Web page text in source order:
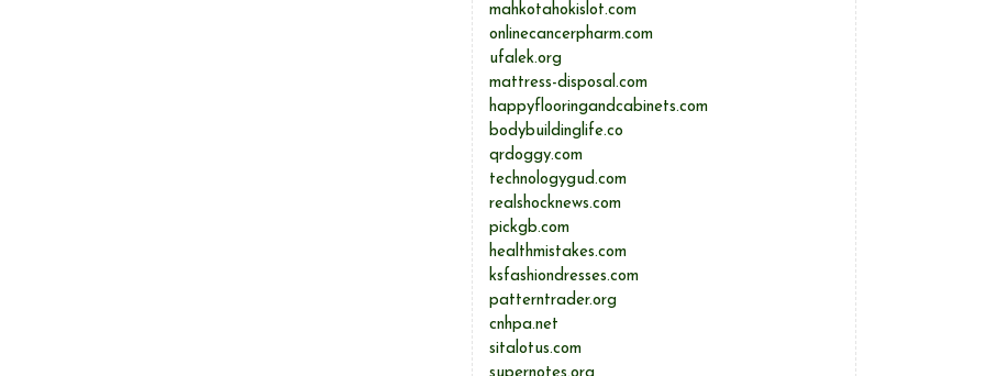
mahkotahokislot.com
onlinecancerpharm.com
ufalek.org
mattress-disposal.com
happyflooringandcabinets.com
bodybuildinglife.co
qrdoggy.com
technologygud.com
realshocknews.com
pickgb.com
healthmistakes.com
ksfashiondresses.com
patterntrader.org
cnhpa.net
sitalotus.com
supernotes.org